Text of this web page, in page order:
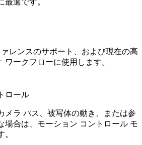
最適です。
レンスのサポート、および現在の高
ワークフローに使用します。
ロール
メラ パス、被写体の動き、または参
場合は、モーション コントロール モ